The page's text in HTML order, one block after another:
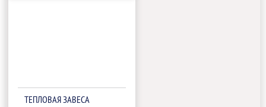
ТЕПЛОВАЯ ЗАВЕСА